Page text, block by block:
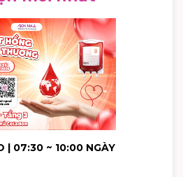
| 07:30 ~ 10:00 NGÀY